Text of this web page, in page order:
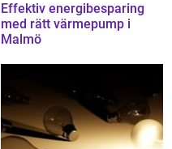
Effektiv energibesparing
med rätt värmepump i
Malmö